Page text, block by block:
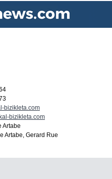
bizikleta.com
bizikleta.com
Artabe
Artabe, Gerard Rue